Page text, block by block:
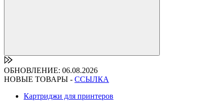
ОБНОВЛЕНИЕ: 06.08.2026
НОВЫЕ ТОВАРЫ - ССЫЛКА
Картриджи для принтеров